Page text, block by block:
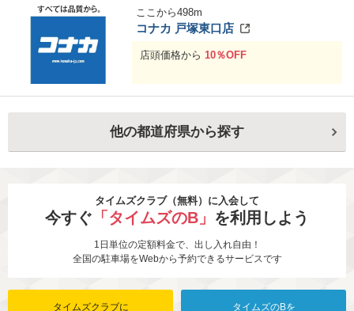
ここから498m
コナカ 戸塚東口店
店頭価格から 10％OFF
他の都道府県から探す
タイムズクラブ（無料）に入会して
今すぐ 「タイムズのB」 を利用しよう
1日単位の定額料金で、出し入れ自由！
全国の駐車場をWebから予約できるサービスです
タイムズクラブに タイムズのBを